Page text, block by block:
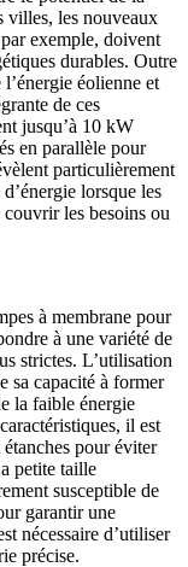
villes, les nouveaux
exemple, doivent
durables. Outre
éolienne et
de ces
jusqu’à 10 kW
en parallèle pour
particulièrement
lorsque les
couvrir les besoins ou
à membrane pour
à une variété de
strictes. L’utilisation
sa capacité à former
la faible énergie
il est
pour éviter
petite taille
susceptible de
garantir une
nécessaire d’utiliser
précise.